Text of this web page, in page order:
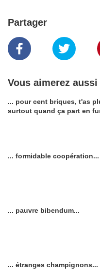
Partager
Vous aimerez aussi
... pour cent briques, t'as
surtout quand ça part en
... formidable coopération...
... pauvre bibendum...
... étranges champignons...